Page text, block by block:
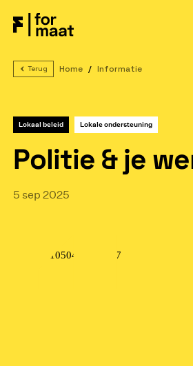
Terug Home Informatie
Lokaal beleid Lokale ondersteuning
Politie & je
5 sep 2025